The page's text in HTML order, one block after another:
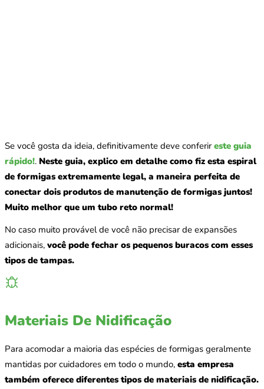
Se você gosta da ideia, definitivamente deve conferireste guia
rápido!. Neste guia, explico em detalhe como fiz esta espiral
de formigas extremamente legal, a maneira perfeita de
conectar dois produtos de manutenção de formigas juntos!
Muito melhor que um tubo reto normal!
No caso muito provável de você não precisar de expansões
adicionais, você pode fechar os pequenos buracos com esses
tipos de tampas.
Materiais De Nidificação
Para acomodar a maioria das espécies de formigas geralmente
mantidas por cuidadores em todo o mundo, esta empresa
também oferece diferentes tipos de materiais de nidificação.